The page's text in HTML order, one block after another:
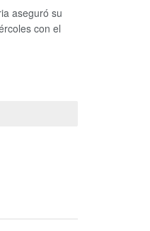
aseguró su
con el